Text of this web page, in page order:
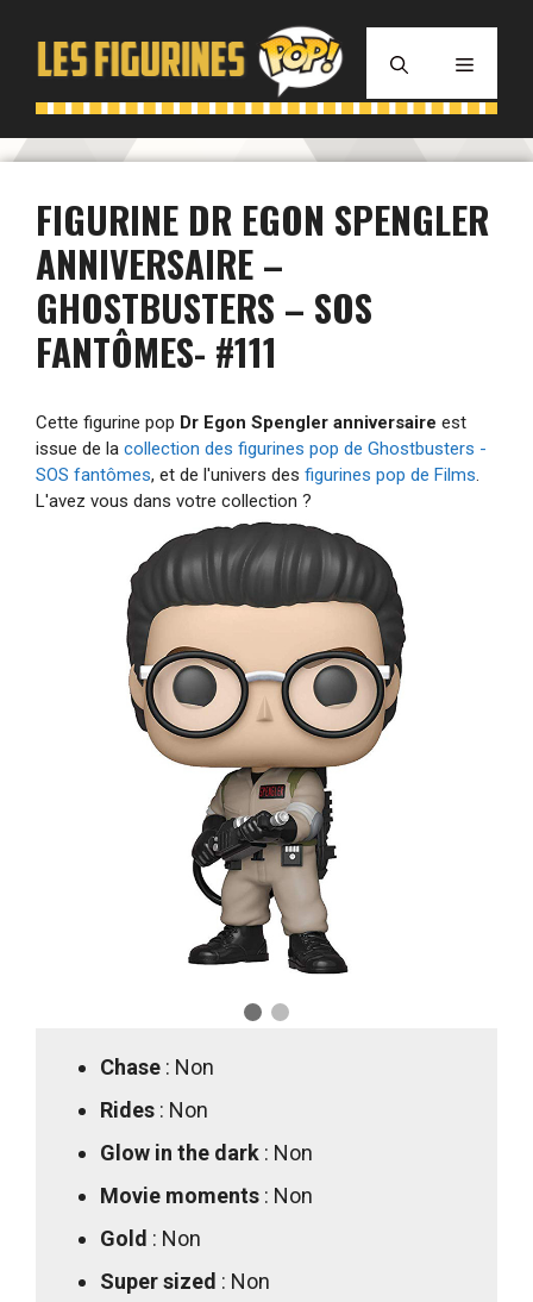
contenu
MENU
FIGURINE DR EGON SPENGLER
ANNIVERSAIRE –
GHOSTBUSTERS – SOS
FANTÔMES- #111
Cette figurine pop Dr Egon Spengler anniversaire est
issue de la collection des figurines pop de Ghostbusters -
SOS fantômes, et de l'univers des figurines pop de Films.
L'avez vous dans votre collection ?
Chase : Non
Rides : Non
Glow in the dark : Non
Movie moments : Non
Gold : Non
Super sized : Non